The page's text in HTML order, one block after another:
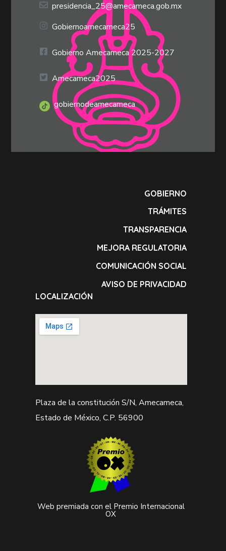
presidencia_25@amecameca.gob.mx
Gobiernoamecameca25
Gobierno Amecameca 2025-2027
Amecameca2025
gobiernodeamecameca
GOBIERNO
TRÁMITES
TRANSPARENCIA
MEJORA REGULATORIA
COMUNICACIÓN SOCIAL
AVISO DE PRIVACIDAD
LOCALIZACIÓN
Plaza de la constitución S/N, Amecameca,
Estado de México, C.P. 56900
Web premiada con el Premio Internacional
OX